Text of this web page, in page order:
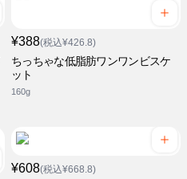
¥388(税込¥426.8)
ちっちゃな低脂肪ワンワンビスケ
ット
160g
¥608(税込¥668.8)